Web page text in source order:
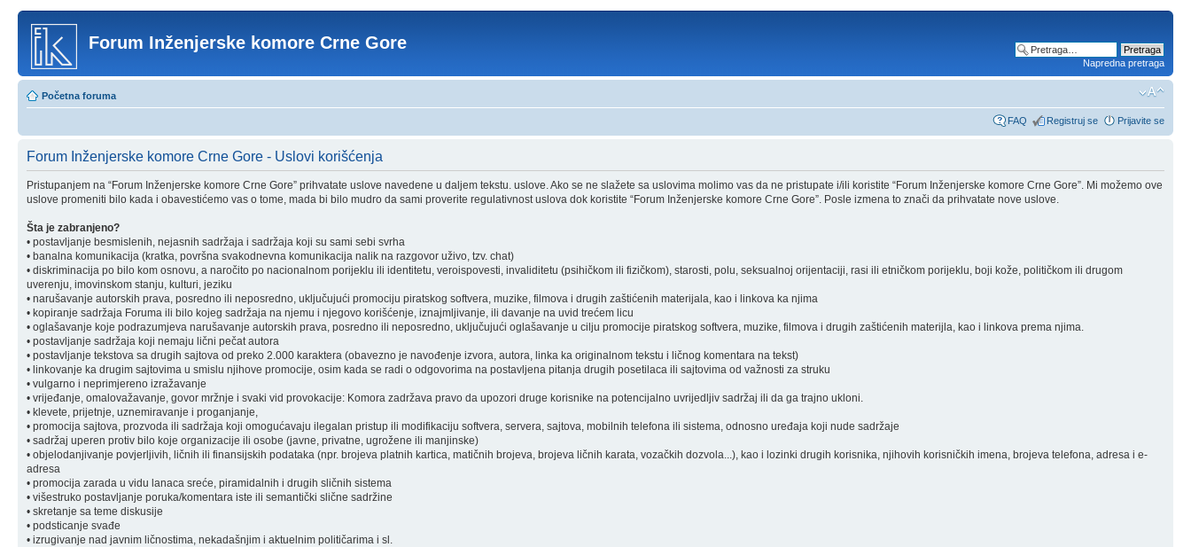
Forum Inženjerske komore Crne Gore
Napredna pretraga
Početna foruma
FAQ Registruj se Prijavite se
Forum Inženjerske komore Crne Gore - Uslovi korišćenja
Pristupanjem na “Forum Inženjerske komore Crne Gore” prihvatate uslove navedene u daljem tekstu. uslove. Ako se ne slažete sa uslovima molimo vas da ne pristupate i/ili koristite “Forum Inženjerske komore Crne Gore”. Mi možemo ove
uslove promeniti bilo kada i obavestićemo vas o tome, mada bi bilo mudro da sami proverite regulativnost uslova dok koristite “Forum Inženjerske komore Crne Gore”. Posle izmena to znači da prihvatate nove uslove.
Šta je zabranjeno?
• postavljanje besmislenih, nejasnih sadržaja i sadržaja koji su sami sebi svrha
• banalna komunikacija (kratka, površna svakodnevna komunikacija nalik na razgovor uživo, tzv. chat)
• diskriminacija po bilo kom osnovu, a naročito po nacionalnom porijeklu ili identitetu, veroispovesti, invaliditetu (psihičkom ili fizičkom), starosti, polu, seksualnoj orijentaciji, rasi ili etničkom porijeklu, boji kože, političkom ili drugom
uverenju, imovinskom stanju, kulturi, jeziku
• narušavanje autorskih prava, posredno ili neposredno, uključujući promociju piratskog softvera, muzike, filmova i drugih zaštićenih materijala, kao i linkova ka njima
• kopiranje sadržaja Foruma ili bilo kojeg sadržaja na njemu i njegovo korišćenje, iznajmljivanje, ili davanje na uvid trećem licu
• oglašavanje koje podrazumjeva narušavanje autorskih prava, posredno ili neposredno, uključujući oglašavanje u cilju promocije piratskog softvera, muzike, filmova i drugih zaštićenih materijla, kao i linkova prema njima.
• postavljanje sadržaja koji nemaju lični pečat autora
• postavljanje tekstova sa drugih sajtova od preko 2.000 karaktera (obavezno je navođenje izvora, autora, linka ka originalnom tekstu i ličnog komentara na tekst)
• linkovanje ka drugim sajtovima u smislu njihove promocije, osim kada se radi o odgovorima na postavljena pitanja drugih posetilaca ili sajtovima od važnosti za struku
• vulgarno i neprimjereno izražavanje
• vrijeđanje, omalovažavanje, govor mržnje i svaki vid provokacije: Komora zadržava pravo da upozori druge korisnike na potencijalno uvrijedljiv sadržaj ili da ga trajno ukloni.
• klevete, prijetnje, uznemiravanje i proganjanje,
• promocija sajtova, prozvoda ili sadržaja koji omogućavaju ilegalan pristup ili modifikaciju softvera, servera, sajtova, mobilnih telefona ili sistema, odnosno uređaja koji nude sadržaje
• sadržaj uperen protiv bilo koje organizacije ili osobe (javne, privatne, ugrožene ili manjinske)
• objelodanjivanje povjerljivih, ličnih ili finansijskih podataka (npr. brojeva platnih kartica, matičnih brojeva, brojeva ličnih karata, vozačkih dozvola...), kao i lozinki drugih korisnika, njihovih korisničkih imena, brojeva telefona, adresa i e-
adresa
• promocija zarada u vidu lanaca sreće, piramidalnih i drugih sličnih sistema
• višestruko postavljanje poruka/komentara iste ili semantički slične sadržine
• skretanje sa teme diskusije
• podsticanje svađe
• izrugivanje nad javnim ličnostima, nekadašnjim i aktuelnim političarima i sl.